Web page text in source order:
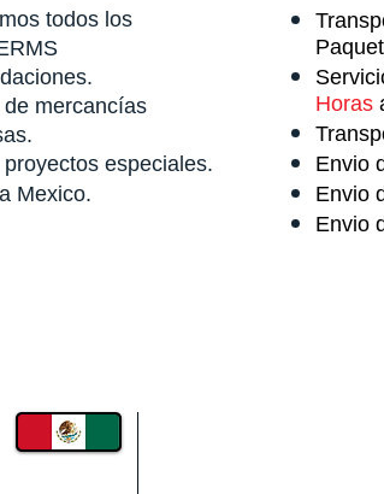
todos los
de mercancías
especiales.
Mexico.
Horas
Envio
Envio
Envio